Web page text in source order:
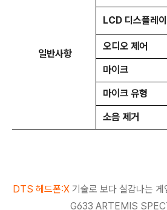
일반사항
LCD 디스플레이
오디오 제어
마이크
마이크 유형
소음 제거
DTS 헤드폰:X 기술로 보다 실감나는
G633 ARTEMIS